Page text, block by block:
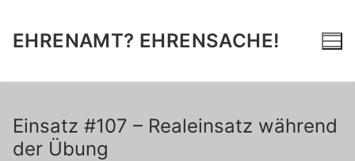
springen
EHRENAMT? EHRENSACHE!
Einsatz #107 – Realeinsatz während
der Übung